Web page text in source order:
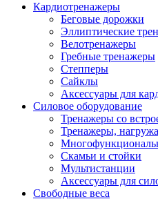
Кардиотренажеры
Беговые дорожки
Эллиптические
Велотренажеры
Гребные тренажеры
Степперы
Сайклы
Аксессуары для
Силовое оборудование
Тренажеры со
Тренажеры,
Скамьи и стойки
Мультистанции
Аксессуары для
Свободные веса